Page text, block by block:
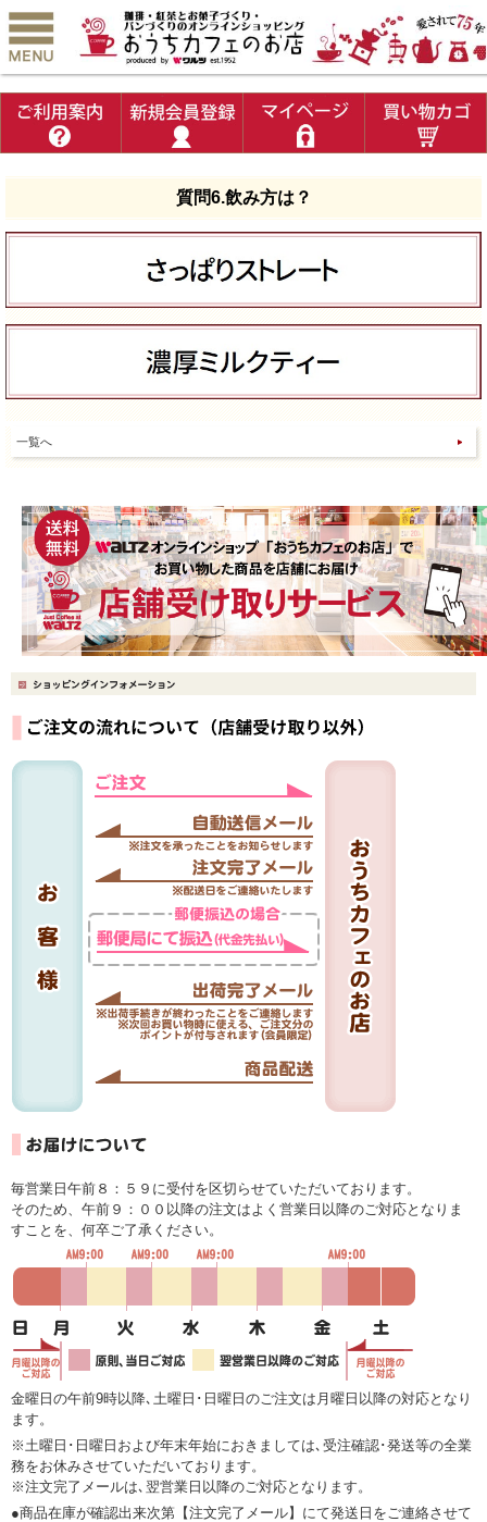
質問6.飲み方は？
一覧へ
毎営業日午前８：５９に受付を区切らせていただいております。
そのため、午前９：００以降の注文はよく営業日以降のご対応となりま
すことを、何卒ご了承ください。
金曜日の午前9時以降､土曜日･日曜日のご注文は月曜日以降の対応となり
ます。
※土曜日･日曜日および年末年始におきましては､受注確認･発送等の全業
務をお休みさせていただいております。
※注文完了メールは､翌営業日以降のご対応となります。
●商品在庫が確認出来次第【注文完了メール】にて発送日をご連絡させて